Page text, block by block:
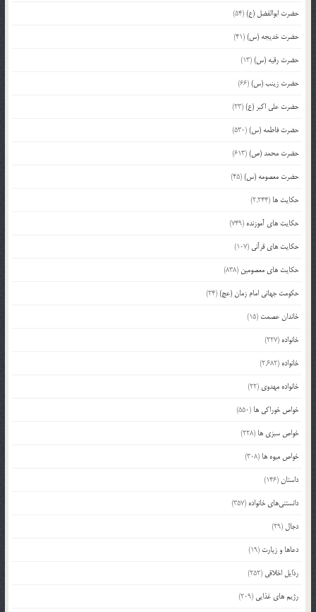
حضرت ابوالفضل (ع)(54)
حضرت خدیجه (س)(41)
حضرت رقیه (س)(13)
حضرت زینب (س)(66)
حضرت علی اکبر (ع)(23)
حضرت فاطمه (س)(530)
حضرت محمد (ص)(613)
حضرت معصومه (س)(45)
حکایت ها (2,244)
حکایت های آموزنده (749)
حکایت های قرآنی (107)
حکایت های معصومین (838)
حکومت جهانی امام زمان (عج)(24)
خاندان عصمت (15)
خانواده (227)
خانواده (2,682)
خانواده مهدوی (22)
خواص خوراکی ها (550)
خواص سبزی ها (228)
خواص میوه ها (308)
داستان(146)
دانستنی‌های خانواده (357)
دجال (29)
دعاها و زیارت (19)
رذایل اخلاقی (252)
رژیم های غذایی (209)